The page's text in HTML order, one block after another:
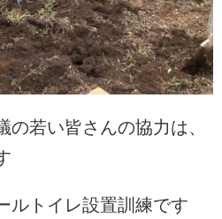
の若い皆さんの協力は、
ルトイレ設置訓練です